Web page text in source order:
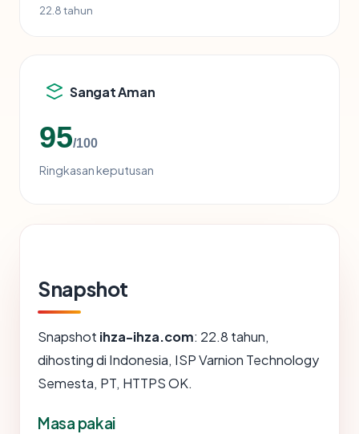
22.8 tahun
Sangat Aman
95/100
Ringkasan keputusan
Snapshot
Snapshot ihza-ihza.com: 22.8 tahun,
dihosting di Indonesia, ISP Varnion Technology
Semesta, PT, HTTPS OK.
Masa pakai